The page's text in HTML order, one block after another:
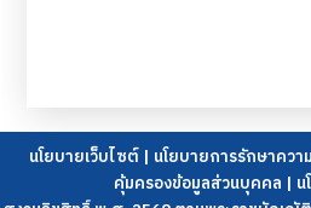
นโยบายเว็บไซต์| นโยบายการรักษาคว
คุ้มครองข้อมูลส่วนบุคคล |